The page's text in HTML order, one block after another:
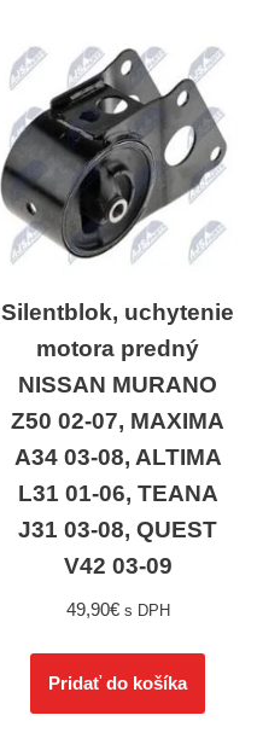
Silentblok, uchytenie
motora predný
NISSAN MURANO
Z50 02-07, MAXIMA
A34 03-08, ALTIMA
L31 01-06, TEANA
J31 03-08, QUEST
V42 03-09
49,90€ s DPH
Pridať do košíka